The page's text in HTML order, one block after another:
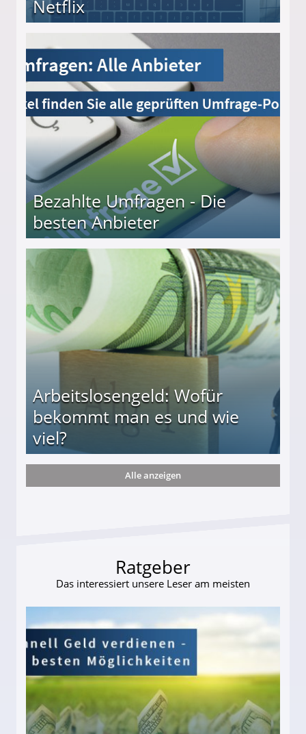
Netflix
Bezahlte Umfragen - Die
besten Anbieter
Arbeitslosengeld: Wofür
bekommt man es und wie
viel?
und wie viel?
Alle anzeigen
Ratgeber
Das interessiert unsere Leser am meisten